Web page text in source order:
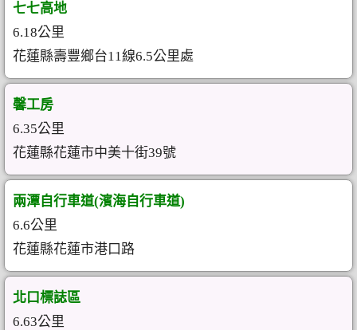
七七高地
6.18公里
花蓮縣壽豐鄉台11線6.5公里處
馨工房
6.35公里
花蓮縣花蓮市中美十街39號
兩潭自行車道(濱海自行車道)
6.6公里
花蓮縣花蓮市港口路
北口標誌區
6.63公里